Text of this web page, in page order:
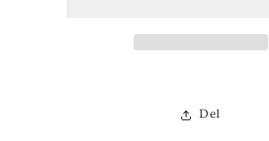
Del